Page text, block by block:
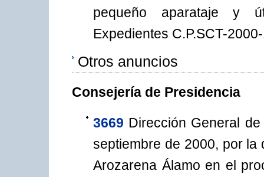
pequeño aparataje y
Expedientes C.P.SCT-
Otros anuncios
Consejería de Presidencia
3669 Dirección General
septiembre de 2000, por la
Arozarena Álamo en el